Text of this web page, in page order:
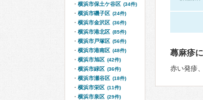
蕁麻疹
赤い発疹
横浜市保土ケ谷区 (34件)
横浜市磯子区 (24件)
横浜市金沢区 (36件)
横浜市港北区 (85件)
横浜市戸塚区 (56件)
横浜市港南区 (48件)
横浜市旭区 (42件)
横浜市緑区 (36件)
横浜市瀬谷区 (18件)
横浜市栄区 (11件)
横浜市泉区 (29件)